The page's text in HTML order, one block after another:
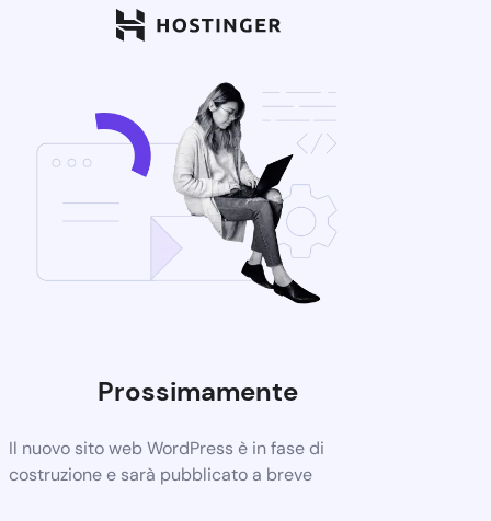
Prossimamente
Il nuovo sito web WordPress è in fase di
costruzione e sarà pubblicato a breve